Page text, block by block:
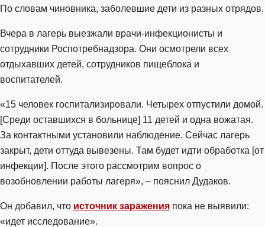
По словам чиновника, заболевшие дети из разных отрядов.
Вчера в лагерь выезжали врачи-инфекционисты и
сотрудники Роспотребнадзора. Они осмотрели всех
отдыхавших детей, сотрудников пищеблока и
воспитателей.
«15 человек госпитализировали. Четырех отпустили домой.
[Среди оставшихся в больнице] 11 детей и одна вожатая.
За контактными установили наблюдение. Сейчас лагерь
закрыт, дети оттуда вывезены. Там будет идти обработка [от
инфекции]. После этого рассмотрим вопрос о
возобновлении работы лагеря», – пояснил Дудаков.
Он добавил, что источник заражения пока не выявили:
«идет исследование».